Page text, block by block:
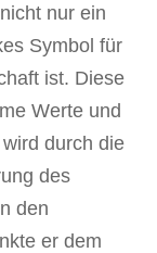
nur ein
Symbol für
ist. Diese
Werte und
durch die
des
den
er dem